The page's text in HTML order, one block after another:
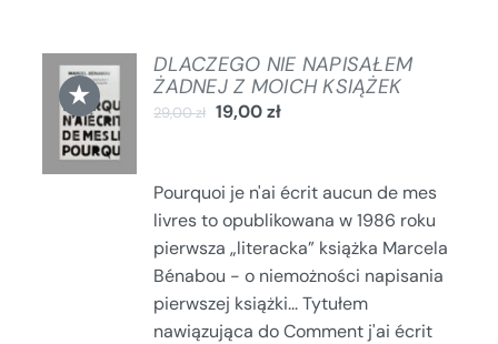
★
DODAJ
DO
KOSZYKA
/
SZCZEGÓŁY
DLACZEGO NIE NAPISAŁEM
ŻADNEJ Z MOICH KSIĄŻEK
29,00zł 19,00zł
Pourquoi je n'ai écrit aucun de mes
livres to opublikowana w 1986 roku
pierwsza „literacka” książka Marcela
Bénabou - o niemożności napisania
pierwszej książki... Tytułem
nawiązująca do Comment j'ai écrit